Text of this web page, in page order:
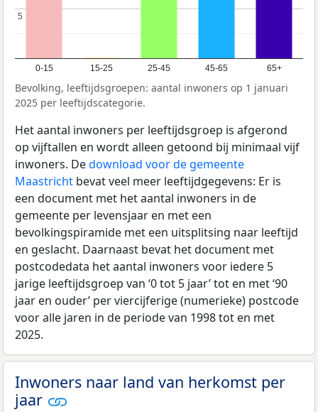
0-15 15-25 25-45 45-65 65+
5
5
Bevolking, leeftijdsgroepen: aantal inwoners op 1 januari
2025 per leeftijdscategorie.
Het aantal inwoners per leeftijdsgroep is afgerond
op vijftallen en wordt alleen getoond bij minimaal vijf
inwoners. Dedownload voor de gemeente
Maastricht bevat veel meer leeftijdgegevens: Er is
een document met het aantal inwoners in de
gemeente per levensjaar en met een
bevolkingspiramide met een uitsplitsing naar leeftijd
en geslacht. Daarnaast bevat het document met
postcodedata het aantal inwoners voor iedere 5
jarige leeftijdsgroep van ‘0 tot 5 jaar’ tot en met ‘90
jaar en ouder’ per viercijferige (numerieke) postcode
voor alle jaren in de periode van 1998 tot en met
2025.
Inwoners naar land van herkomst per
jaar